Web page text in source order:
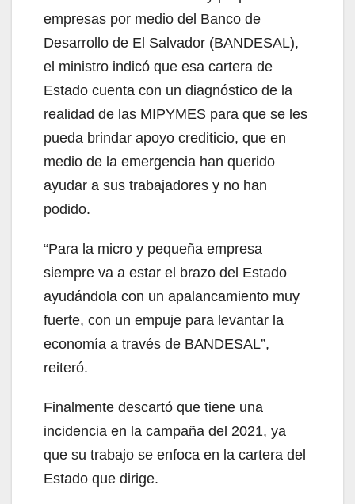
empresas por medio del Banco de
Desarrollo de El Salvador (BANDESAL),
el ministro indicó que esa cartera de
Estado cuenta con un diagnóstico de la
realidad de las MIPYMES para que se les
pueda brindar apoyo crediticio, que en
medio de la emergencia han querido
ayudar a sus trabajadores y no han
podido.
“Para la micro y pequeña empresa
siempre va a estar el brazo del Estado
ayudándola con un apalancamiento muy
fuerte, con un empuje para levantar la
economía a través de BANDESAL”,
reiteró.
Finalmente descartó que tiene una
incidencia en la campaña del 2021, ya
que su trabajo se enfoca en la cartera del
Estado que dirige.